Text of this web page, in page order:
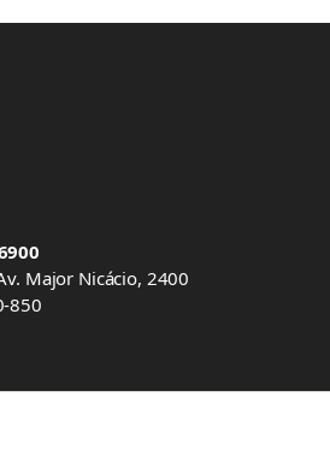
Major Nicácio, 2400
850